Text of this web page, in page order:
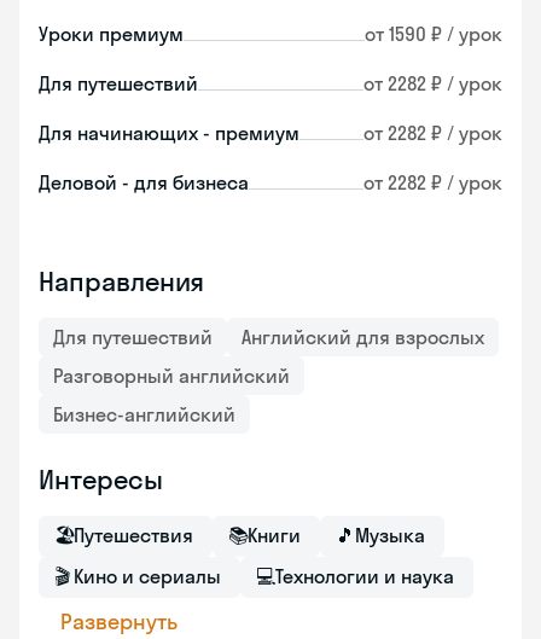
Уроки премиум от 1590 ₽ / урок
Для путешествий от 2282 ₽ / урок
Для начинающих - премиум от 2282 ₽ / урок
Деловой - для бизнеса от 2282 ₽ / урок
Направления
Для путешествий
Английский для взрослых
Разговорный английский
Бизнес-английский
Интересы
🏖Путешествия 📚Книги 🎵 Музыка
🎬 Кино и сериалы 💻Технологии и наука
Развернуть